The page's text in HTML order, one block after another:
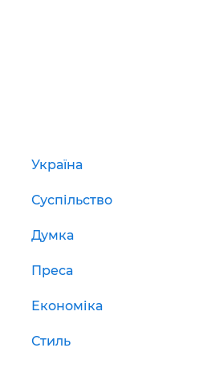
Україна
Суспільство
Думка
Преса
Економіка
Стиль